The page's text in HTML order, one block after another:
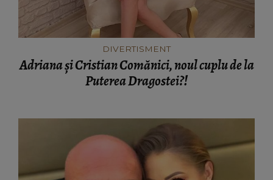
DIVERTISMENT
Adriana și Cristian Comănici, noul cuplu de la
Puterea Dragostei?!